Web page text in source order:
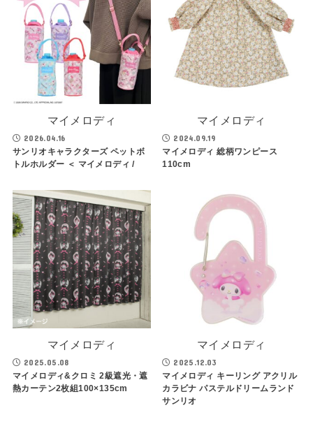
マイメロディ
2026.04.16
サンリオキャラクターズ ペットボ
トルホルダー ＜ マイメロディ /
マイメロディ
2024.09.19
マイメロディ 総柄ワンピース
110cm
マイメロディ
2025.05.08
マイメロディ&クロミ 2級遮光・遮
熱カーテン2枚組100×135cm
マイメロディ
2025.12.03
マイメロディ キーリング アクリル
カラビナ パステルドリームランド
サンリオ